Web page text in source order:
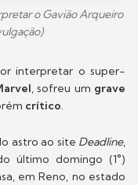
o Gavião Arqueiro
interpretar o super-
, sofreu um grave
crítico.
astro ao site Deadline,
último domingo (1°)
em Reno, no estado